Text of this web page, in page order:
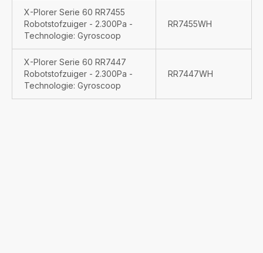
X-Plorer Serie 60 RR7455
Robotstofzuiger - 2.300Pa -
Technologie: Gyroscoop
RR7455WH
X-Plorer Serie 60 RR7447
Robotstofzuiger - 2.300Pa -
Technologie: Gyroscoop
RR7447WH